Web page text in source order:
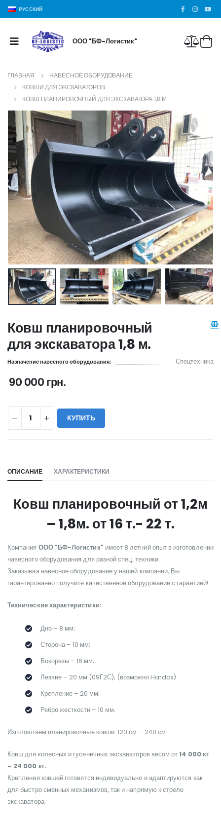
РУССКИЙ
ООО "БФ-Логистик"
ГЛАВНАЯ
НАВЕСНОЕ ОБОРУДОВАНИЕ
КОВШИ ДЛЯ ЭКСКАВАТОРОВ
КОВШ ПЛАНИРОВОЧНЫЙ ДЛЯ ЭКСКАВАТОРА 1,8 М.
Ковш планировочный
для экскаватора 1,8 м.
Назначение навесного оборудования: Спецтехника
90 000 грн.
КУПИТЬ
ОПИСАНИЕ ХАРАКТЕРИСТИКИ
Ковш планировочный от 1,2м
– 1,8м. от 16 т.- 22 т.
Компания ООО "БФ-Логистик"имеет 8 летний опыт в изготовлении
навесного оборудования для разной спец. техники.
Заказывая навесное оборудование у нашей компании, Вы
гарантированно получите качественное оборудование с гарантией!
Технические характеристики:
Дно – 8 мм;
Сторона – 10 мм;
Бокорезы – 16 мм;
Лезвие – 20 мм (09Г2С); (возможно Hardox)
Крепление – 20 мм;
Ребро жесткости – 10 мм.
Изготовляем планировочные ковши: 120 см – 240 см.
Ковш для колесных и гусеничных экскаваторов весом от 14 000 кг
– 24 000 кг.
Крепления ковшей готовятся индивидуально и адаптируются как
для быстро сменных механизмов, так и напрямую к стреле
экскаватора.